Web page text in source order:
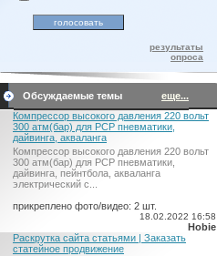
результаты
опроса
Обсуждаемые темы
еще...
Компрессор высокого давления 220 вольт
300 атм(бар) для PCP пневматики,
дайвинга, акваланга
Компрессор высокого давления 220 вольт
300 атм(бар) для PCP пневматики,
дайвинга, пейнтбола, акваланга
электрический c...
прикреплено фото/видео: 2 шт.
18.02.2022 16:58
Hobie
Раскрутка сайта статьями | Заказать
статейное продвижение